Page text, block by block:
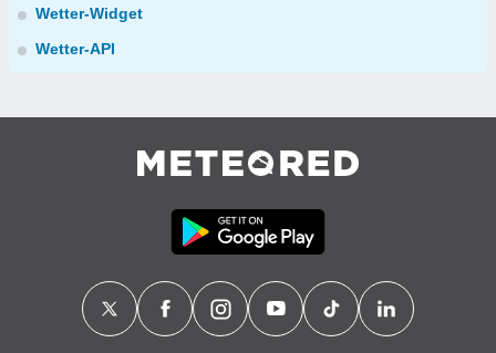
Wetter-Widget
Wetter-API